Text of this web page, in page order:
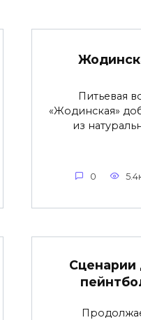
Питьевая
«Жодинская»
из
0
Сценарии